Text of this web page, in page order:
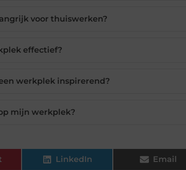
voor thuiswerken?
effectief?
werkplek inspirerend?
mijn werkplek?
LinkedIn Email